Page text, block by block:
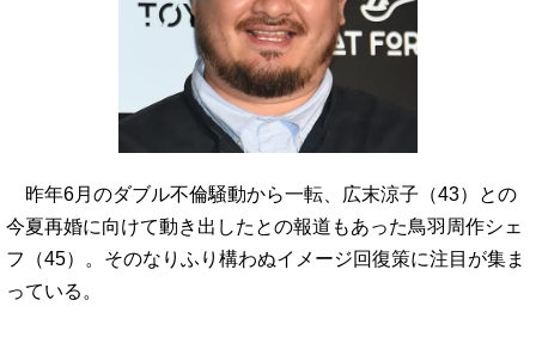
昨年6月のダブル不倫騒動から一転、広末涼子（43）との
今夏再婚に向けて動き出したとの報道もあった鳥羽周作シェ
フ（45）。そのなりふり構わぬイメージ回復策に注目が集ま
っている。